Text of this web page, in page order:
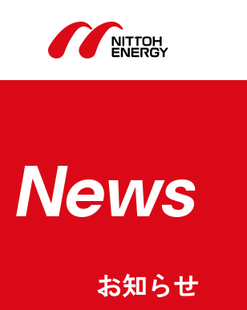
News
お知らせ